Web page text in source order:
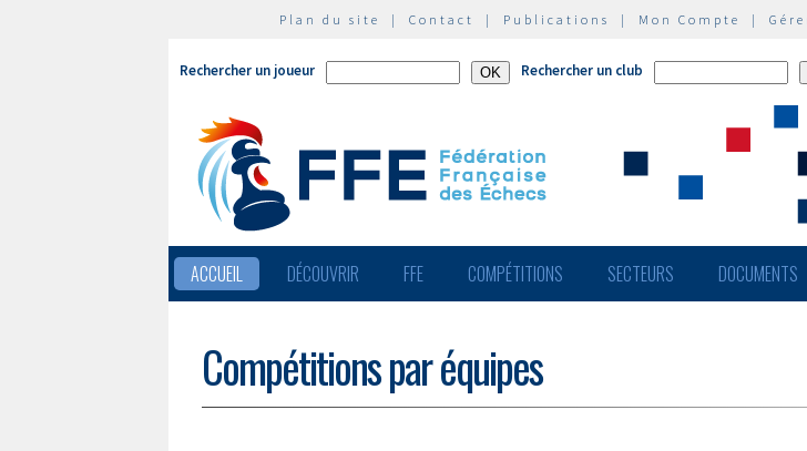
Plan du site | Contact | Publications | Mon Compte |
Rechercher un joueur Rechercher un club
ACCUEIL DÉCOUVRIR FFE COMPÉTITIONS SECTEURS DOCUMENTS
Compétitions par équipes